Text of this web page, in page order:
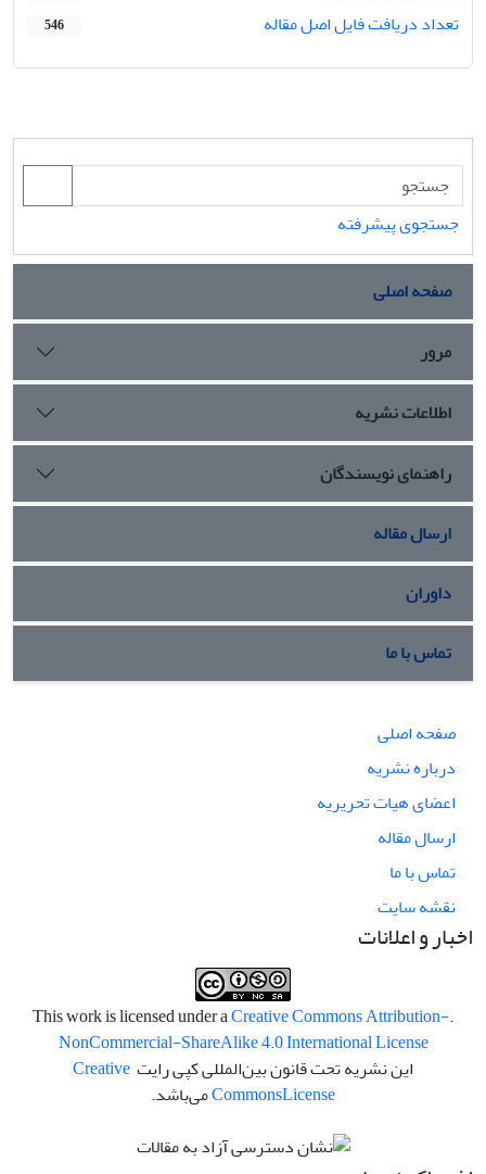
تعداد دریافت فایل اصل مقاله 546
جستجوی پیشرفته
صفحه اصلی
مرور
اطلاعات نشریه
راهنمای نویسندگان
ارسال مقاله
داوران
تماس با ما
صفحه اصلی
درباره نشریه
اعضای هیات تحریریه
ارسال مقاله
تماس با ما
نقشه سایت
اخبار و اعلانات
.This work is licensed under a
Creative Commons Attribution-
NonCommercial-ShareAlike 4.0 International License
این نشریه تحت قانون بین‌المللی کپی رایت Creative
CommonsLicense می‌باشد.